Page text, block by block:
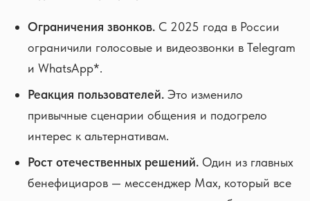
Ограничения звонков. С 2025 года в России
ограничили голосовые и видеозвонки в Telegram
и WhatsApp*.
Реакция пользователей. Это изменило
привычные сценарии общения и подогрело
интерес к альтернативам.
Рост отечественных решений. Один из главных
бенефициаров — мессенджер Max, который все